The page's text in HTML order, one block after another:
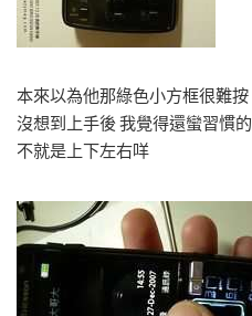
本來以為他那綠色小方框很難按
沒想到上手後 我覺得還蠻習慣的
不就是上下左右咩